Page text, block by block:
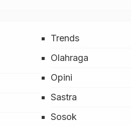
Trends
Olahraga
Opini
Sastra
Sosok